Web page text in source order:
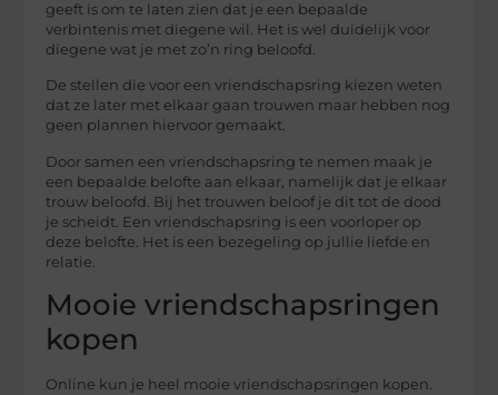
geeft is om te laten zien dat je een bepaalde
verbintenis met diegene wil. Het is wel duidelijk voor
diegene wat je met zo’n ring beloofd.
De stellen die voor een vriendschapsring kiezen weten
dat ze later met elkaar gaan trouwen maar hebben nog
geen plannen hiervoor gemaakt.
Door samen een vriendschapsring te nemen maak je
een bepaalde belofte aan elkaar, namelijk dat je elkaar
trouw beloofd. Bij het trouwen beloof je dit tot de dood
je scheidt. Een vriendschapsring is een voorloper op
deze belofte. Het is een bezegeling op jullie liefde en
relatie.
Mooie vriendschapsringen
kopen
Online kun je heel mooie vriendschapsringen kopen.